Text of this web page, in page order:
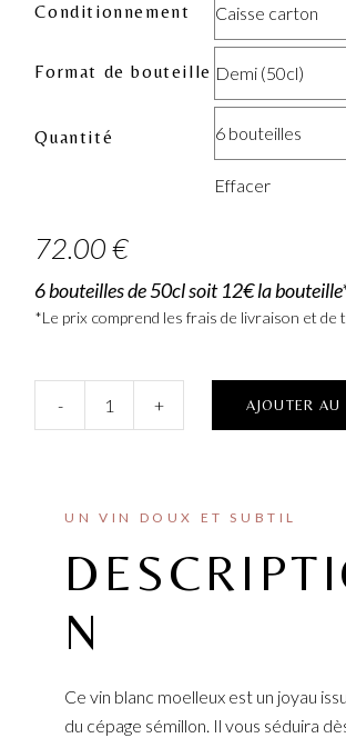
Conditionnement Caisse carton
Format de bouteille Demi (50cl)
Quantité 6 bouteilles
Effacer
72.00€
6 bouteilles de 50cl soit 12€ la
*Le prix comprend les frais de livraison et de
- + AJOUTER AU
UN VIN DOUX ET SUBTIL
N
Ce vin blanc moelleux est un joyau
du cépage sémillon. Il vous séduira